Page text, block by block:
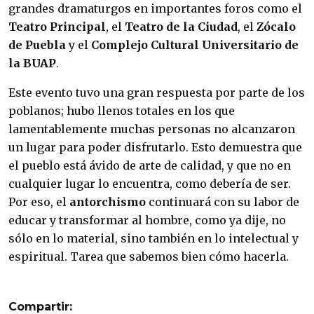
grandes dramaturgos en importantes foros como el
Teatro Principal, el Teatro de la Ciudad, el Zócalo
de Puebla y el Complejo Cultural Universitario de
la BUAP.
Este evento tuvo una gran respuesta por parte de los
poblanos; hubo llenos totales en los que
lamentablemente muchas personas no alcanzaron
un lugar para poder disfrutarlo. Esto demuestra que
el pueblo está ávido de arte de calidad, y que no en
cualquier lugar lo encuentra, como debería de ser.
Por eso, el antorchismo continuará con su labor de
educar y transformar al hombre, como ya dije, no
sólo en lo material, sino también en lo intelectual y
espiritual. Tarea que sabemos bien cómo hacerla.
Compartir: